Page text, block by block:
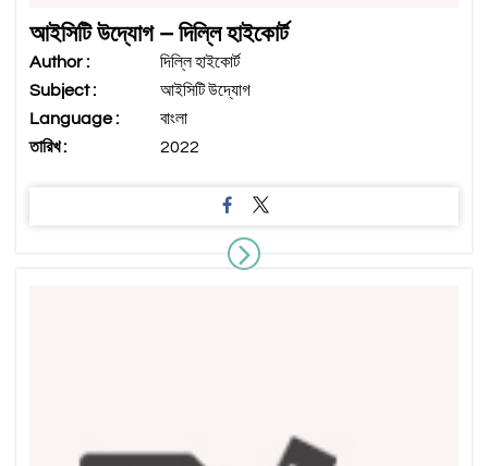
আইসিটি উদ্যোগ – দিল্লি হাইকোর্ট
Author :
দিল্লি হাইকোর্ট
Subject :
আইসিটি উদ্যোগ
Language :
বাংলা
তারিখ :
2022